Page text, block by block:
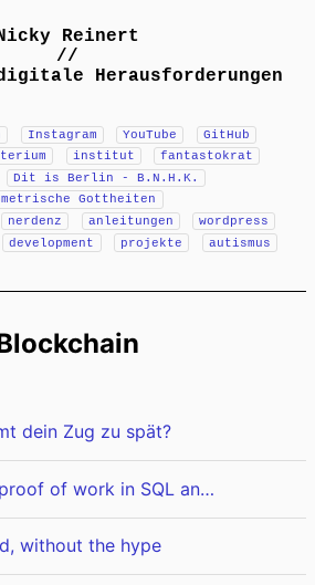
Reinert
//
Herausforderungen
Instagram YouTube
GitHub
institut
fantastokrat
Dit is Berlin - B.N.H.K.
Gottheiten
nerdenz anleitungen
wordpress
development projekte autismus
dein Zug zu spät?
How to simulate proof of work in SQL and BigQuery
without the hype